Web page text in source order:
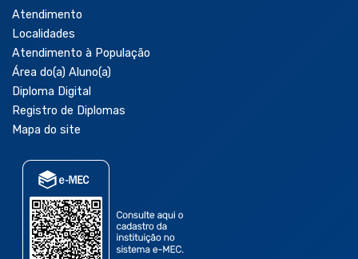
Atendimento
Localidades
Atendimento à População
Área do(a) Aluno(a)
Diploma Digital
Registro de Diplomas
Mapa do site